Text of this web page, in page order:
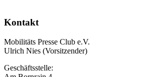
Kontakt
Mobilitäts Presse Club e.V.
Ulrich Nies (Vorsitzender)
Geschäftsstelle: